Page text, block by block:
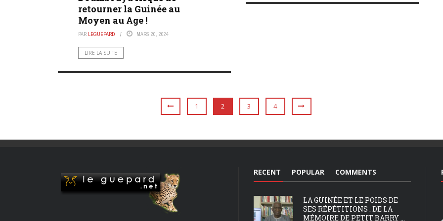
retourner la Guinée au
Moyen au Age !
PAR LEGUEPARD MARS 20, 2024
LIRE LA SUITE
1 2 3 4
RECENT POPULAR COMMENTS
LA GUINÉE ET LE POIDS DE
SES RÉPÉTITIONS : DE LA
MÉMOIRE DE PETIT BARRY ...